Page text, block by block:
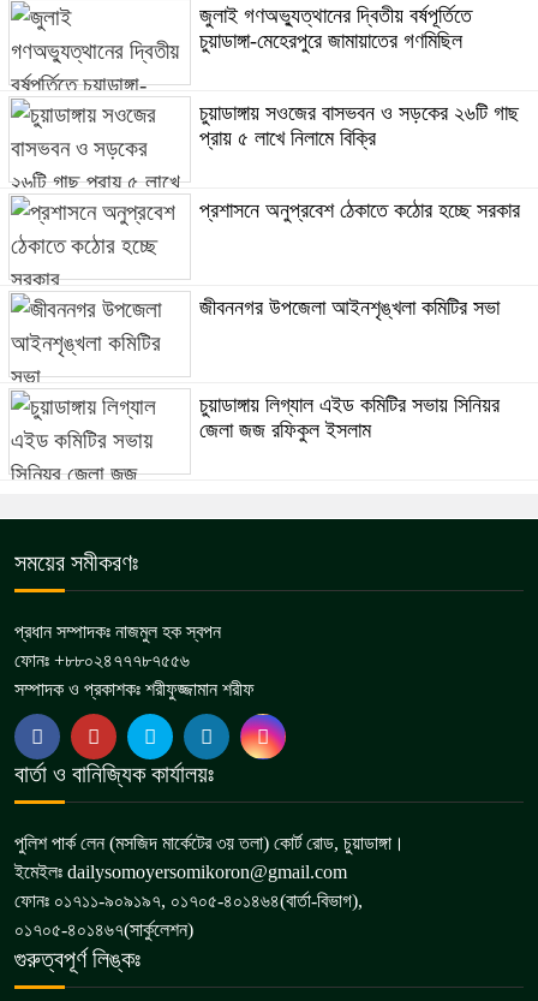
জুলাই গণঅভ্যুত্থানের দ্বিতীয় বর্ষপূর্তিতে
চুয়াডাঙ্গা-মেহেরপুরে জামায়াতের গণমিছিল
চুয়াডাঙ্গায় সওজের বাসভবন ও সড়কের ২৬টি গাছ
প্রায় ৫ লাখে নিলামে বিক্রি
প্রশাসনে অনুপ্রবেশ ঠেকাতে কঠোর হচ্ছে সরকার
জীবননগর উপজেলা আইনশৃঙ্খলা কমিটির সভা
চুয়াডাঙ্গায় লিগ্যাল এইড কমিটির সভায় সিনিয়র
জেলা জজ রফিকুল ইসলাম
সময়ের সমীকরণঃ
প্রধান সম্পাদকঃ নাজমুল হক স্বপন
ফোনঃ +৮৮০২৪৭৭৭৮৭৫৫৬
সম্পাদক ও প্রকাশকঃ শরীফুজ্জামান শরীফ
বার্তা ও বানিজ্যিক কার্যালয়ঃ
পুলিশ পার্ক লেন (মসজিদ মার্কেটের ৩য় তলা) কোর্ট রোড, চুয়াডাঙ্গা।
ইমেইলঃ dailysomoyersomikoron@gmail.com
ফোনঃ ০১৭১১-৯০৯১৯৭, ০১৭০৫-৪০১৪৬৪(বার্তা-বিভাগ),
০১৭০৫-৪০১৪৬৭(সার্কুলেশন)
গুরুত্বপূর্ণ লিঙ্কঃ